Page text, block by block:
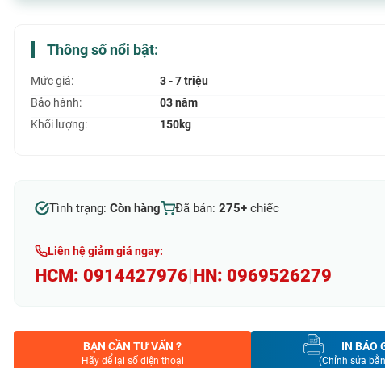
Thông số nổi bật:
Mức giá:
3 - 7 triệu
Bảo hành:
03 năm
Khối lượng:
150kg
Tình trạng: Còn hàng Đã bán: 275+ chiếc
Liên hệ giảm giá ngay:
HCM: 0914427976 HN: 0969526279
BẠN CẦN TƯ VẤN ?
Hãy để lại số điện thoại
IN BÁO
(Chỉnh sửa